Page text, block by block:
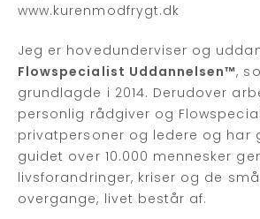
www.kurenmodfrygt.dk
Jeg er hovedunderviser og
Flowspecialist Uddannelsen™,
grundlagde i 2014. Derudover
personlig rådgiver og
privatpersoner og ledere og har
guidet over 10.000 mennesker
livsforandringer, kriser og de
overgange, livet består af.